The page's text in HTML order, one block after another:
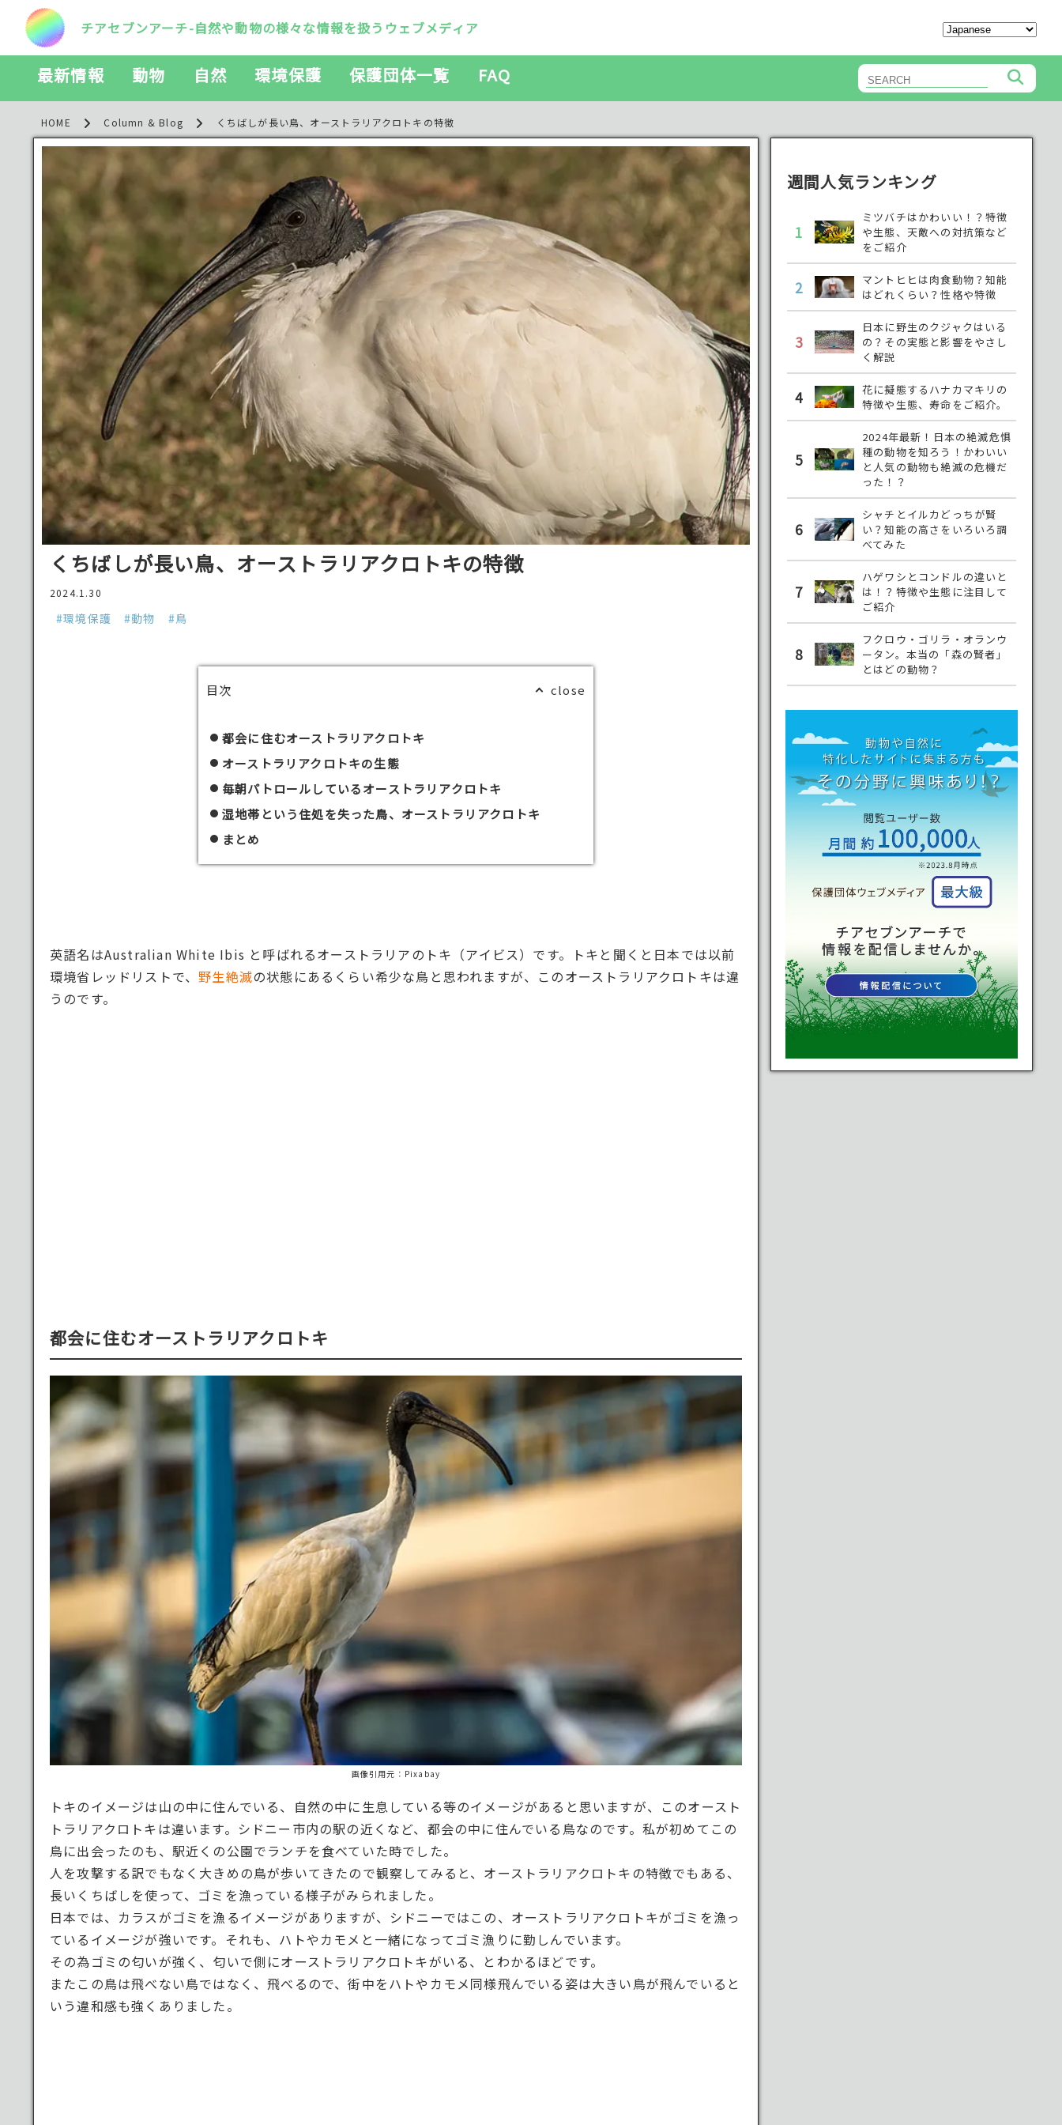
チアセブンアーチ-自然や動物の様々な情報を扱うウェブメディア
最新情報 動物 自然 環境保護 保護団体一覧 FAQ
HOME Column & Blog くちばしが長い鳥、オーストラリアクロトキの特徴
くちばしが長い鳥、オーストラリアクロトキの特徴
2024.1.30
#環境保護 #動物 #鳥
目次
都会に住むオーストラリアクロトキ
オーストラリアクロトキの生態
毎朝パトロールしているオーストラリアクロトキ
湿地帯という住処を失った鳥、オーストラリアクロトキ
まとめ
英語名はAustralian White Ibis と呼ばれるオーストラリアのトキ（アイビス）です。トキと聞くと日本では以前
環境省レッドリストで、野生絶滅の状態にあるくらい希少な鳥と思われますが、このオーストラリアクロトキは違
うのです。
都会に住むオーストラリアクロトキ
画像引用元：Pixabay
トキのイメージは山の中に住んでいる、自然の中に生息している等のイメージがあると思いますが、このオースト
トラリアクロトキは違います。シドニー市内の駅の近くなど、都会の中に住んでいる鳥なのです。私が初めてこの
鳥に出会ったのも、駅近くの公園でランチを食べていた時でした。
人を攻撃する訳でもなく大きめの鳥が歩いてきたので観察してみると、オーストラリアクロトキの特徴でもある、
長いくちばしを使って、ゴミを漁っている様子がみられました。
日本では、カラスがゴミを漁るイメージがありますが、シドニーではこの、オーストラリアクロトキがゴミを漁っ
ているイメージが強いです。それも、ハトやカモメと一緒になってゴミ漁りに勤しんでいます。
その為ゴミの匂いが強く、匂いで側にオーストラリアクロトキがいる、とわかるほどです。
またこの鳥は飛べない鳥ではなく、飛べるので、街中をハトやカモメ同様飛んでいる姿は大きい鳥が飛んでいると
いう違和感も強くありました。
週間人気ランキング
1
ミツバチはかわいい！？特徴
や生態、天敵への対抗策など
をご紹介
2
マントヒヒは肉食動物？知能
はどれくらい？性格や特徴
3
日本に野生のクジャクはいる
の？その実態と影響をやさし
く解説
4
花に擬態するハナカマキリの
特徴や生態、寿命をご紹介。
5
2024年最新！日本の絶滅危惧
種の動物を知ろう！かわいい
と人気の動物も絶滅の危機だ
った！？
6
シャチとイルカどっちが賢
い？知能の高さをいろいろ調
べてみた
7
ハゲワシとコンドルの違いと
は！？特徴や生態に注目して
ご紹介
8
フクロウ・ゴリラ・オランウ
ータン。本当の「森の賢者」
とはどの動物？